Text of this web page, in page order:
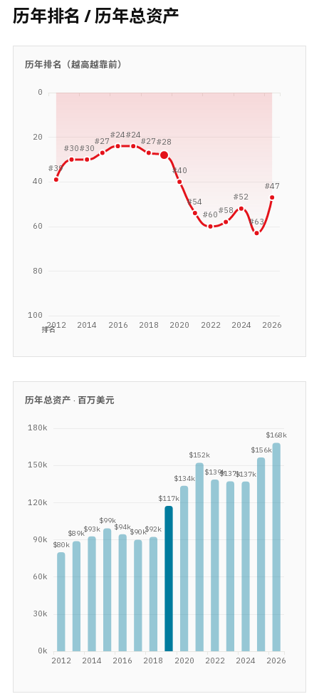
历年排名 / 历年总资产
历年排名（越高越靠前）
历年总资产 · 百万美元